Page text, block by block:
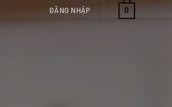
ĐĂNG NHẬP 0